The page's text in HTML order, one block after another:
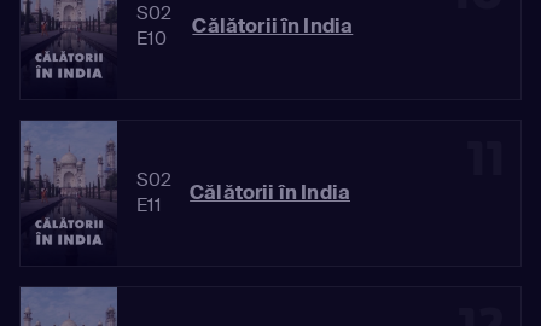
S02
E10
Călătorii în India
S02
E11
Călătorii în India